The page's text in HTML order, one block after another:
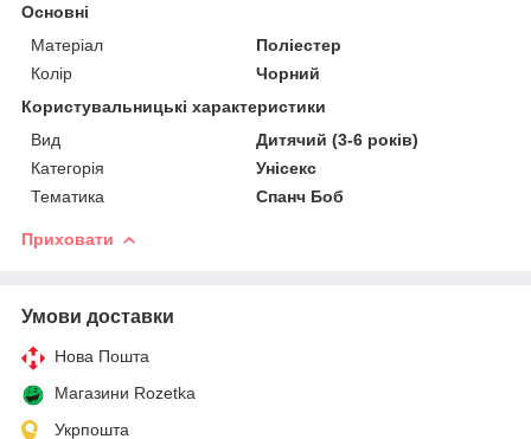
Основні
Матеріал
Поліестер
Колір
Чорний
Користувальницькі характеристики
Вид
Дитячий (3-6 років)
Категорія
Унісекс
Тематика
Спанч Боб
Приховати
Умови доставки
Нова Пошта
Магазини Rozetka
Укрпошта